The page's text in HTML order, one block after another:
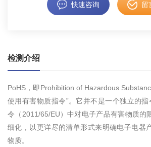
快速咨询 留
检测介绍
PoHS，即Prohibition of Hazardous
使用有害物质指令”。它并不是一个独立的
令（2011/65/EU）中对电子产品有害物质的
细化，以更详尽的清单形式来明确电子电器
物质。